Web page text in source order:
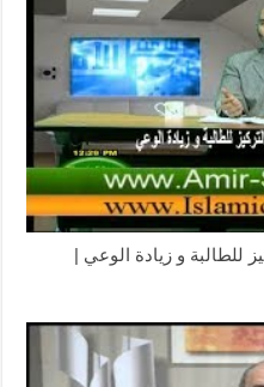
للطالبة و زيادة الوعي |